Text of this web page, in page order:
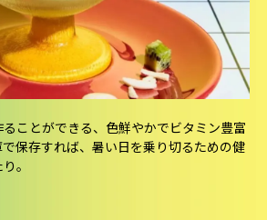
ことができる、色鮮やかでビタミン豊富
保存すれば、暑い日を乗り切るための健
。